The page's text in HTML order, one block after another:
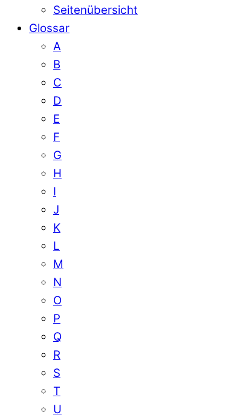
Seitenübersicht
Glossar
A
B
C
D
E
F
G
H
I
J
K
L
M
N
O
P
Q
R
S
T
U